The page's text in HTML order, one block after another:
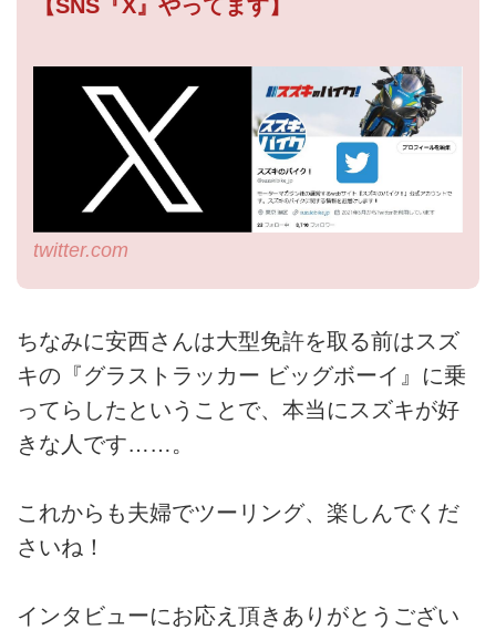
【SNS『X』やってます】
twitter.com
ちなみに安西さんは大型免許を取る前はスズ
キの『グラストラッカー ビッグボーイ』に乗
ってらしたということで、本当にスズキが好
きな人です……。
これからも夫婦でツーリング、楽しんでくだ
さいね！
インタビューにお応え頂きありがとうござい